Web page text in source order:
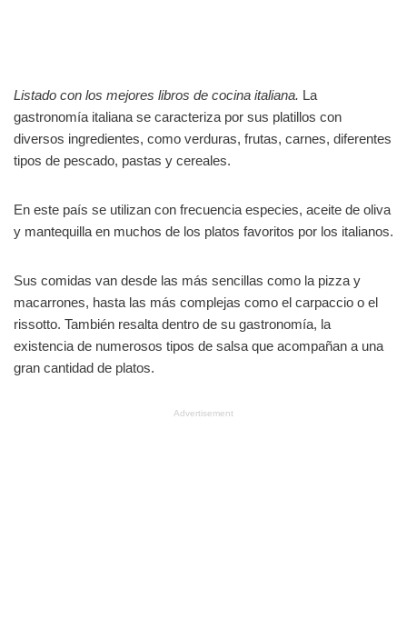
Listado con los mejores libros de cocina italiana. La
gastronomía italiana se caracteriza por sus platillos con
diversos ingredientes, como verduras, frutas, carnes, diferentes
tipos de pescado, pastas y cereales.
En este país se utilizan con frecuencia especies, aceite de oliva
y mantequilla en muchos de los platos favoritos por los italianos.
Sus comidas van desde las más sencillas como la pizza y
macarrones, hasta las más complejas como el carpaccio o el
rissotto. También resalta dentro de su gastronomía, la
existencia de numerosos tipos de salsa que acompañan a una
gran cantidad de platos.
Advertisement